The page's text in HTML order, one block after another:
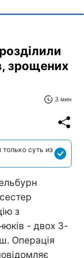
зрощених
3 мин
суть из
з
- двох 3-
Операція